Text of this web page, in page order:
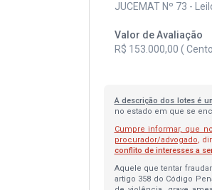
JUCEMAT Nº 73 -
Valor de Avaliação
R$ 153.000,00 (
A descrição dos lotes é
no estado em que se
Cumpre informar, que
procurador/advogado,
conflito de interesses a
Aquele que tentar
artigo 358 do Código